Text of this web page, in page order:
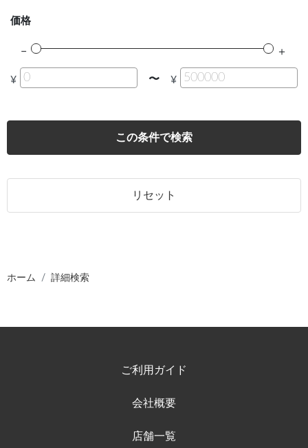
価格
¥ 〜 ¥
この条件で検索
リセット
ホーム 詳細検索
ご利用ガイド
会社概要
店舗一覧